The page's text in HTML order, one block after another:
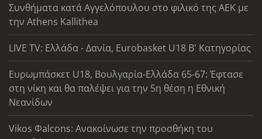
Συνθήματα κατά Αγγελόπουλου στο φιλικό της ΑΕΚ με
την Athens Kallithea
LIVE TV: Ελλάδα - Δανία, Eurobasket U18 Β' Κατηγορίας
Ευρωμπάσκετ U18, Βουλγαρία-Ελλάδα 65-67: Έφτασε
στη νίκη και θα παλέψει για την 5η θέση η Εθνική
Νεανίδων
Vikos Φalcons: Ανακοίνωσε την προσθήκη του